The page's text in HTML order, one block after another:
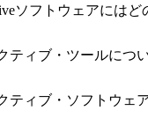
ソフトウェアには
ティブ・ツールにつ
ティブ・ソフトウェ